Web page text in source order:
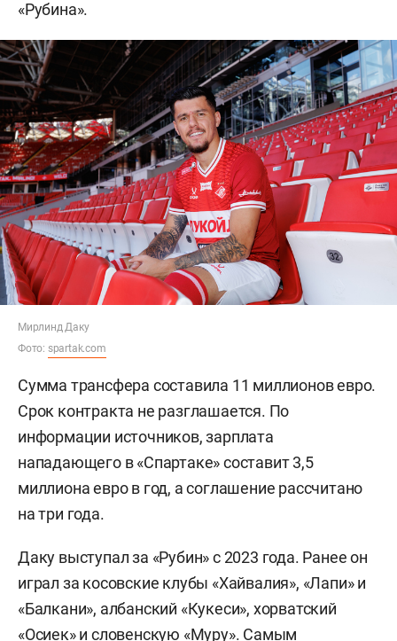
«Рубина».
Мирлинд Даку
Фото: spartak.com
Сумма трансфера составила 11 миллионов евро.
Срок контракта не разглашается. По
информации источников, зарплата
нападающего в «Спартаке» составит 3,5
миллиона евро в год, а соглашение рассчитано
на три года.
Даку выступал за «Рубин» с 2023 года. Ранее он
играл за косовские клубы «Хайвалия», «Лапи» и
«Балкани», албанский «Кукеси», хорватский
«Осиек» и словенскую «Муру». Самым